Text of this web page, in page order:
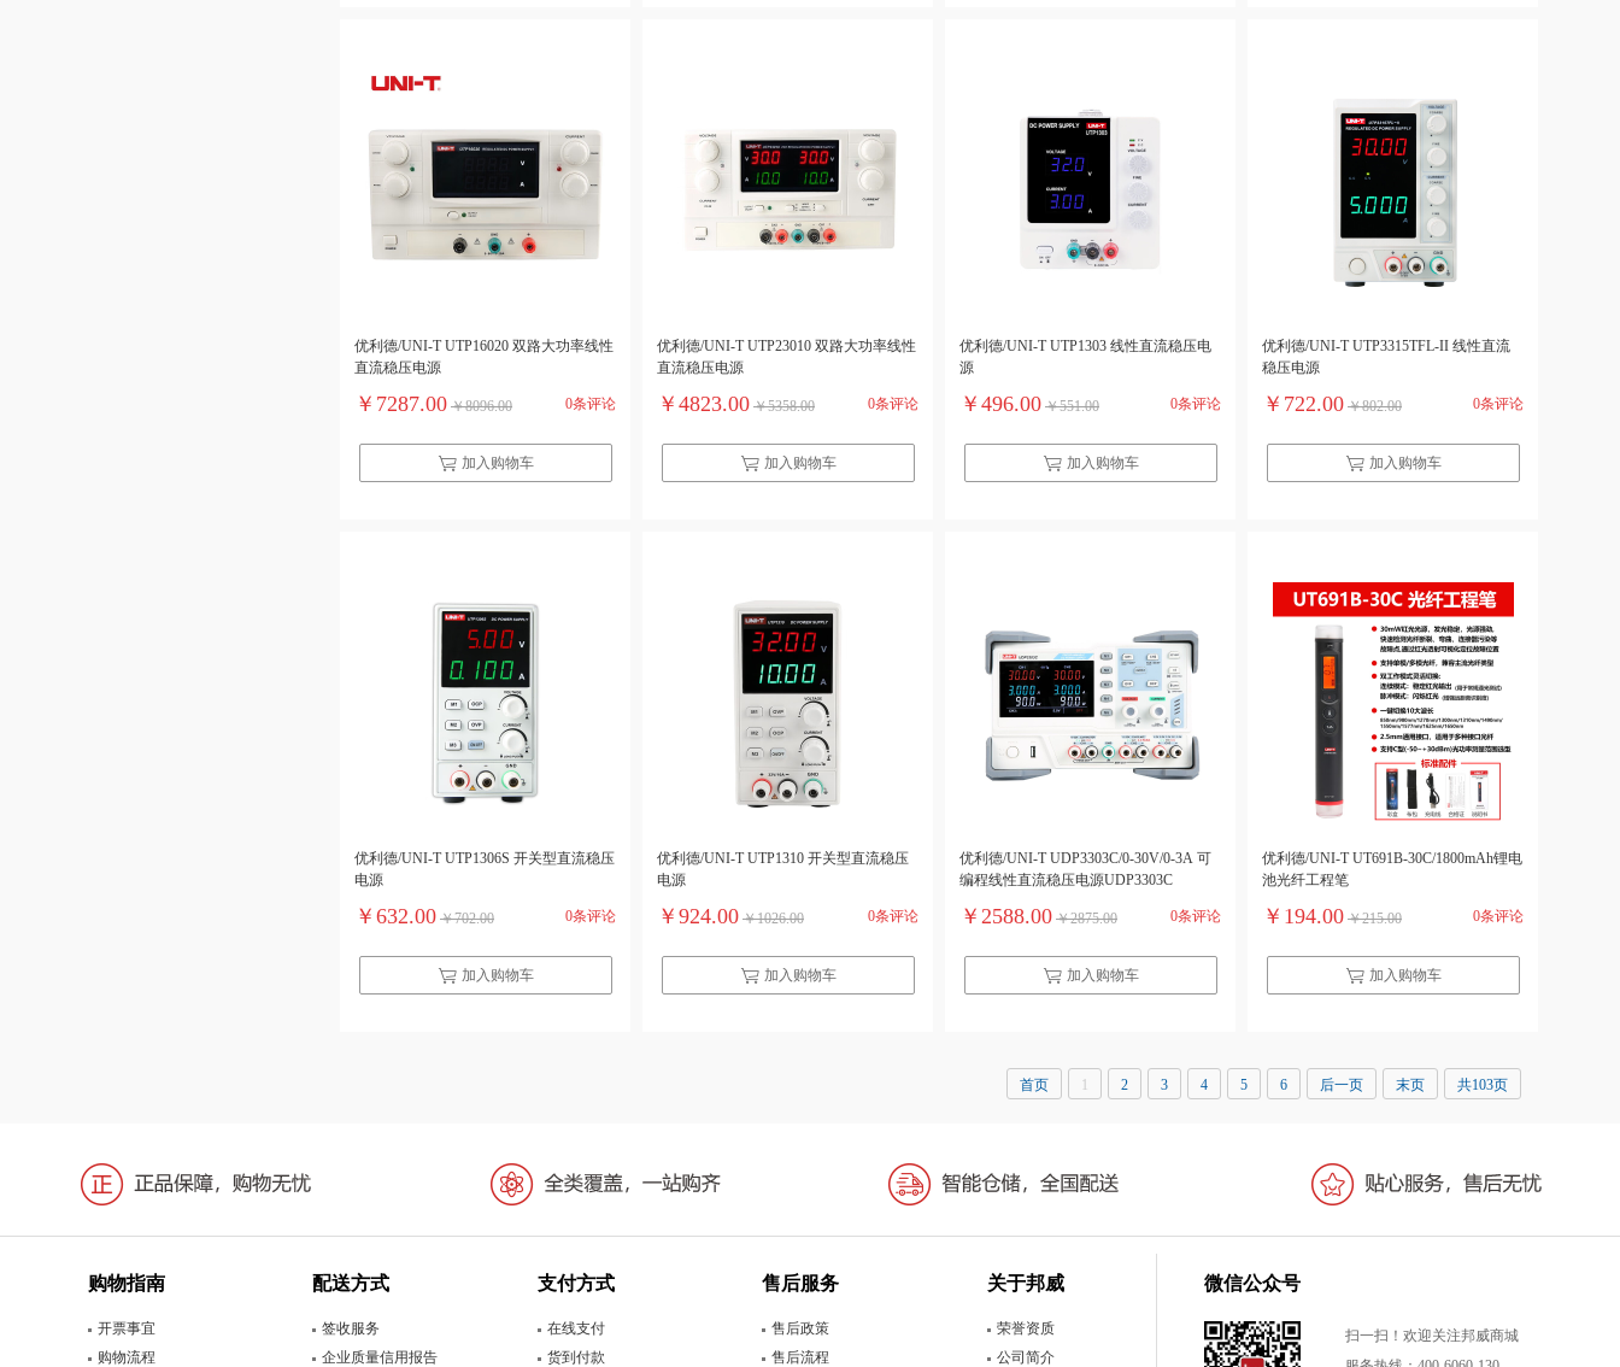
优利德/UNI-T UTP16020 双路大功率线性
直流稳压电源
￥7287.00 ￥8096.00 0条评论
加入购物车
优利德/UNI-T UTP23010 双路大功率线性
直流稳压电源
￥4823.00 ￥5358.00 0条评论
加入购物车
优利德/UNI-T UTP1303 线性直流稳压电
源
￥496.00 ￥551.00 0条评论
加入购物车
优利德/UNI-T UTP3315TFL-II 线性直流
稳压电源
￥722.00 ￥802.00 0条评论
加入购物车
优利德/UNI-T UTP1306S 开关型直流稳压
电源
￥632.00 ￥702.00 0条评论
加入购物车
优利德/UNI-T UTP1310 开关型直流稳压
电源
￥924.00 ￥1026.00 0条评论
加入购物车
优利德/UNI-T UDP3303C/0-30V/0-3A 可
编程线性直流稳压电源UDP3303C
￥2588.00 ￥2875.00 0条评论
加入购物车
优利德/UNI-T UT691B-30C/1800mAh锂电
池光纤工程笔
￥194.00 ￥215.00 0条评论
加入购物车
首页 2 3 4 5 6 后一页 末页 共103页
购物指南
开票事宜
购物流程
配送方式
签收服务
企业质量信用报告
支付方式
在线支付
货到付款
售后服务
售后政策
售后流程
关于邦威
荣誉资质
公司简介
微信公众号
扫一扫！欢迎关注邦威商城